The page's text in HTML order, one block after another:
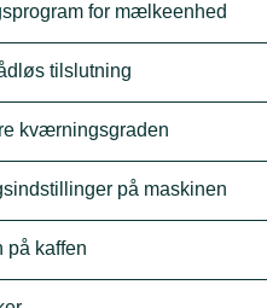
for mælkeenhed
tilslutning
kværningsgraden
på maskinen
på kaffen